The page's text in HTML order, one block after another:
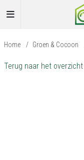
Home / Groen & Cocoon
Terug naar het overzicht